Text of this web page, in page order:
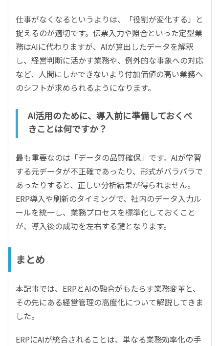
仕事がなくなるというよりは、「役割が変化する」と
捉えるのが適切です。伝票入力や照合といった定型業
務はAIに代わりますが、AIが算出したデータを解釈
し、経営判断に活かす業務や、例外的な事象への対応
など、人間にしかできないより付加価値の高い業務へ
のシフトが求められるようになります。
AI活用のために、導入前に準備しておくべ
きことは何ですか？
最も重要なのは「データの品質確保」です。AIが学習
する元データが不正確であったり、形式がバラバラで
あったりすると、正しい分析結果が得られません。
ERP導入や刷新のタイミングで、社内のデータ入力ル
ールを統一し、業務プロセスを標準化しておくこと
が、導入後の成功を左右する鍵となります。
まとめ
本記事では、ERPとAIの融合がもたらす業務変革と、
その先にある経営管理の高度化について解説してきま
した。
ERPにAIが統合されることは、単なる業務効率化の手